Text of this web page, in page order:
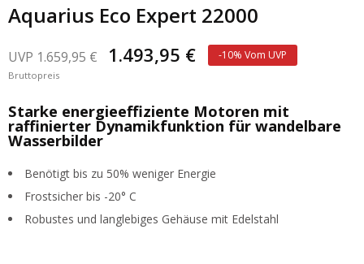
Aquarius Eco Expert 22000
1.659,95 € 1.493,95 € -10% Vom UVP
Bruttopreis
Starke energieeffiziente Motoren mit
raffinierter Dynamikfunktion für wandelbare
Wasserbilder
Benötigt bis zu 50% weniger Energie
Frostsicher bis -20° C
Robustes und langlebiges Gehäuse mit Edelstahl